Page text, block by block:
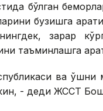
бўлган
бузишга
зарар
таъминлашга
ва
- деди ЖССТ